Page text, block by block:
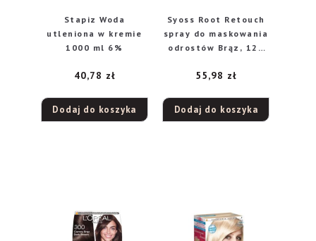
Stapiz Woda
utleniona w kremie
1000 ml 6%
40,78 zł
Dodaj do koszyka
Syoss Root Retouch
spray do maskowania
odrostów Brąz, 120
55,98 zł
Dodaj do koszyka